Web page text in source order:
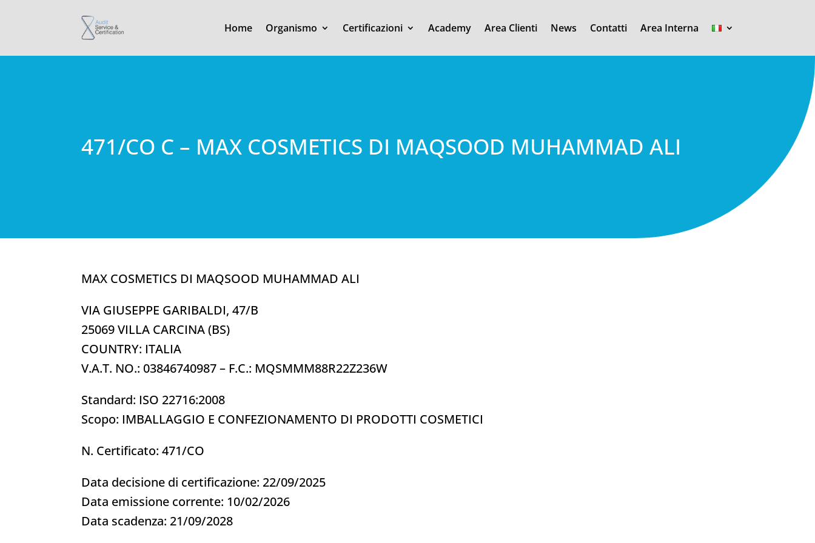
Home Organismo Certificazioni Academy Area Clienti News Contatti Area Interna
471/CO C – MAX COSMETICS DI MAQSOOD MUHAMMAD ALI
MAX COSMETICS DI MAQSOOD MUHAMMAD ALI
VIA GIUSEPPE GARIBALDI, 47/B
25069 VILLA CARCINA (BS)
COUNTRY: ITALIA
V.A.T. NO.: 03846740987 – F.C.: MQSMMM88R22Z236W
Standard: ISO 22716:2008
Scopo: IMBALLAGGIO E CONFEZIONAMENTO DI PRODOTTI COSMETICI
N. Certificato: 471/CO
Data decisione di certificazione: 22/09/2025
Data emissione corrente: 10/02/2026
Data scadenza: 21/09/2028